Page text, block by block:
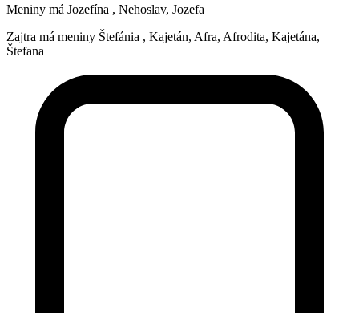
Meniny má Jozefína , Nehoslav, Jozefa
Zajtra má meniny Štefánia , Kajetán, Afra, Afrodita, Kajetána,
Štefana